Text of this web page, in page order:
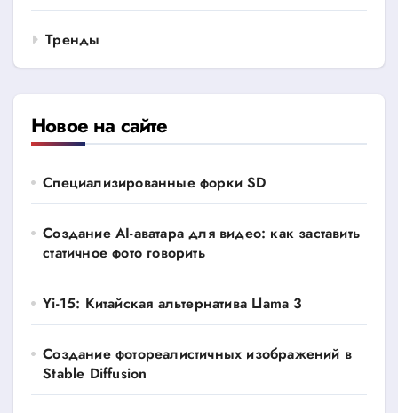
Тренды
Новое на сайте
Специализированные форки SD
Создание AI-аватара для видео: как заставить
статичное фото говорить
Yi-15: Китайская альтернатива Llama 3
Создание фотореалистичных изображений в
Stable Diffusion